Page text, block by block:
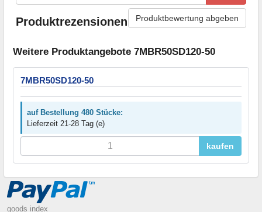
Produktrezensionen Produktbewertung abgeben
Weitere Produktangebote 7MBR50SD120-50
7MBR50SD120-50
auf Bestellung 480 Stücke:
Lieferzeit 21-28 Tag (e)
kaufen
goods index